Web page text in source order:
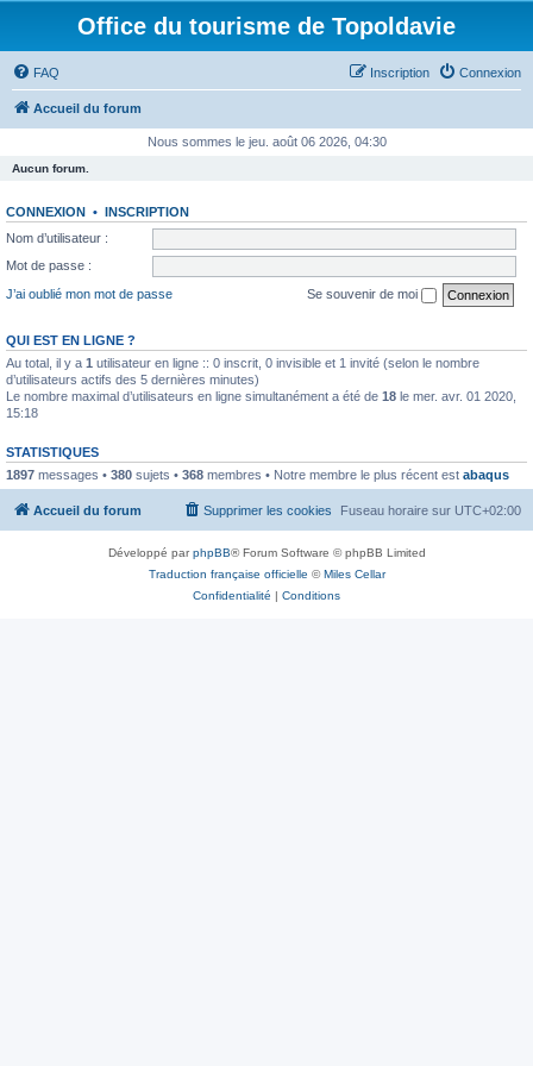
Office du tourisme de Topoldavie
FAQ Connexion
Inscription
Accueil du forum
Nous sommes le jeu. août 06 2026, 04:30
Aucun forum.
CONNEXION • INSCRIPTION
Nom d’utilisateur :
Mot de passe :
J’ai oublié mon mot de passe
Se souvenir de moi
QUI EST EN LIGNE ?
Au total, il y a 1 utilisateur en ligne :: 0 inscrit, 0 invisible et 1 invité (selon le nombre
d’utilisateurs actifs des 5 dernières minutes)
Le nombre maximal d’utilisateurs en ligne simultanément a été de 18 le mer. avr. 01 2020,
15:18
STATISTIQUES
1897 messages • 380 sujets • 368 membres • Notre membre le plus récent est abaqus
Accueil du forum Fuseau horaire sur UTC+02:00
Supprimer les cookies
Développé parphpBB® Forum Software © phpBB Limited
Traduction française officielle ©Miles Cellar
Confidentialité | Conditions